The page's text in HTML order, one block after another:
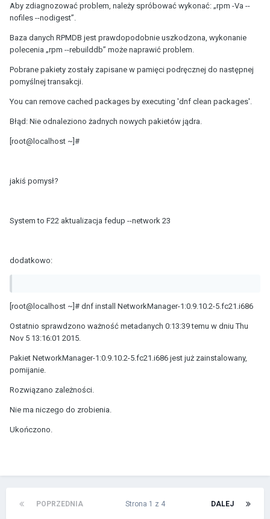
Aby zdiagnozować problem, należy spróbować wykonać: „rpm -Va --
nofiles --nodigest”.
Baza danych RPMDB jest prawdopodobnie uszkodzona, wykonanie
polecenia „rpm --rebuilddb” może naprawić problem.
Pobrane pakiety zostały zapisane w pamięci podręcznej do następnej
pomyślnej transakcji.
You can remove cached packages by executing 'dnf clean packages'.
Błąd: Nie odnaleziono żadnych nowych pakietów jądra.
[root@localhost ~]#
jakiś pomysł?
System to F22 aktualizacja fedup --network 23
dodatkowo:
[root@localhost ~]# dnf install NetworkManager-1:0.9.10.2-5.fc21.i686
Ostatnio sprawdzono ważność metadanych 0:13:39 temu w dniu Thu
Nov 5 13:16:01 2015.
Pakiet NetworkManager-1:0.9.10.2-5.fc21.i686 jest już zainstalowany,
pomijanie.
Rozwiązano zależności.
Nie ma niczego do zrobienia.
Ukończono.
POPRZEDNIA DALEJ
Strona 1 z 4